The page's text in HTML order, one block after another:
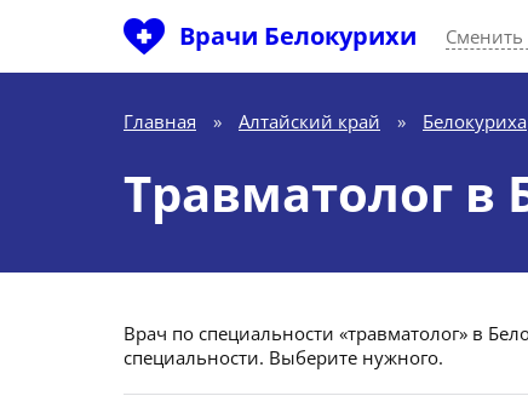
Врачи Белокурихи Сменить
Главная » Алтайский край » Белокуриха
Травматолог в
Врач по специальности «травматолог» в
специальности. Выберите нужного.